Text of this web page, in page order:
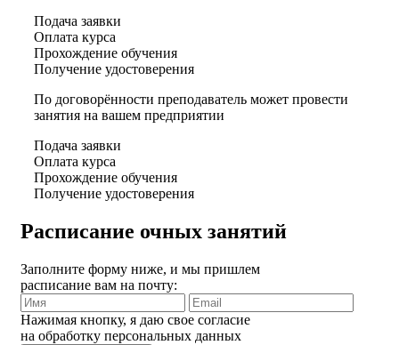
Подача заявки
Оплата курса
Прохождение обучения
Получение удостоверения
По договорённости преподаватель может провести
занятия на вашем предприятии
Подача заявки
Оплата курса
Прохождение обучения
Получение удостоверения
Расписание очных занятий
Заполните форму ниже, и мы пришлем
расписание вам на почту:
Нажимая кнопку, я даю свое согласие
на обработку персональных данных